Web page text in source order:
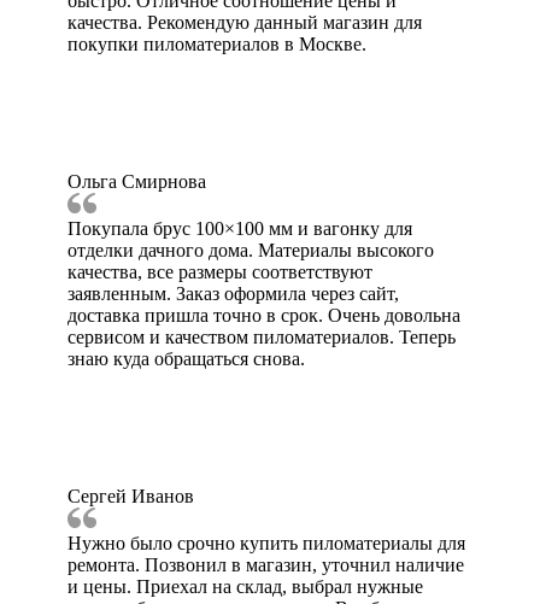
качества. Рекомендую данный магазин для
покупки пиломатериалов в Москве.
Ольга Смирнова
Покупала брус 100×100 мм и вагонку для
отделки дачного дома. Материалы высокого
качества, все размеры соответствуют
заявленным. Заказ оформила через сайт,
доставка пришла точно в срок. Очень довольна
сервисом и качеством пиломатериалов. Теперь
знаю куда обращаться снова.
Сергей Иванов
Нужно было срочно купить пиломатериалы для
ремонта. Позвонил в магазин, уточнил наличие
и цены. Приехал на склад, выбрал нужные